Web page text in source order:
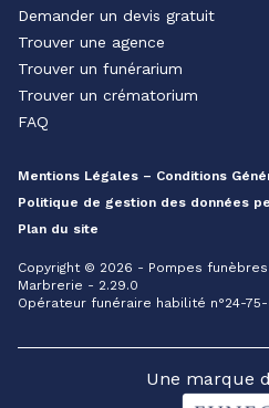
Demander un devis gratuit
Trouver une agence
Trouver un funérarium
Trouver un crématorium
FAQ
Mentions Légales – Conditions
Politique de gestion des données
Plan du site
Copyright © 2026 - Pompes
Marbrerie - 2.29.0
Opérateur funéraire habilité n°24-
Une marque